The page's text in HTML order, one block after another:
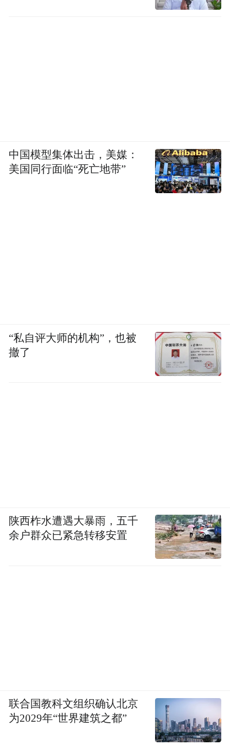
中国模型集体出击，美媒：
美国同行面临“死亡地带”
“私自评大师的机构”，也被
撤了
陕西柞水遭遇大暴雨，五千
余户群众已紧急转移安置
联合国教科文组织确认北京
为2029年“世界建筑之都”